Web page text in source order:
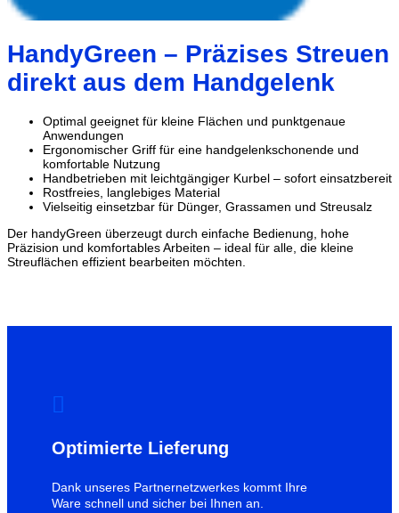
HandyGreen – Präzises Streuen
direkt aus dem Handgelenk
Optimal geeignet für kleine Flächen und punktgenaue
Anwendungen
Ergonomischer Griff für eine handgelenkschonende und
komfortable Nutzung
Handbetrieben mit leichtgängiger Kurbel – sofort einsatzbereit
Rostfreies, langlebiges Material
Vielseitig einsetzbar für Dünger, Grassamen und Streusalz
Der handyGreen überzeugt durch einfache Bedienung, hohe
Präzision und komfortables Arbeiten – ideal für alle, die kleine
Streuflächen effizient bearbeiten möchten.

Optimierte Lieferung
Dank unseres Partnernetzwerkes kommt Ihre
Ware schnell und sicher bei Ihnen an.